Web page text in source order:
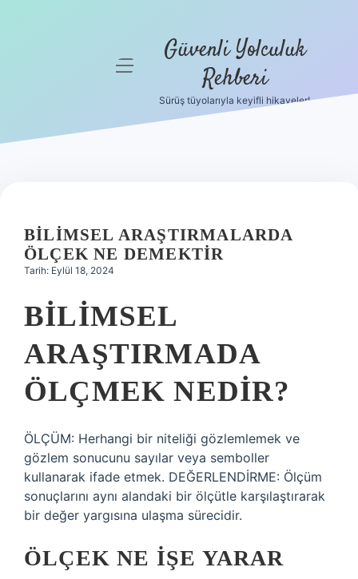
Hakkımızda
menüyü Güvenli Yolculuk
Rehberi
Sürüş tüyolarıyla keyifli hikayeler!
BILIMSEL ARAŞTIRMALARDA
ÖLÇEK NE DEMEKTIR
Tarih: Eylül 18, 2024
BILIMSEL
ARAŞTIRMADA
ÖLÇMEK NEDIR?
ÖLÇÜM: Herhangi bir niteliği gözlemlemek ve
gözlem sonucunu sayılar veya semboller
kullanarak ifade etmek. DEĞERLENDİRME: Ölçüm
sonuçlarını aynı alandaki bir ölçütle karşılaştırarak
bir değer yargısına ulaşma sürecidir.
ÖLÇEK NE IŞE YARAR